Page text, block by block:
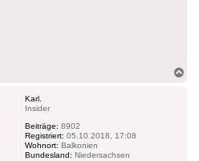
Karl.
Insider
Beiträge: 8902
Registriert: 05.10.2018, 17:08
Wohnort: Balkonien
Bundesland: Niedersachsen